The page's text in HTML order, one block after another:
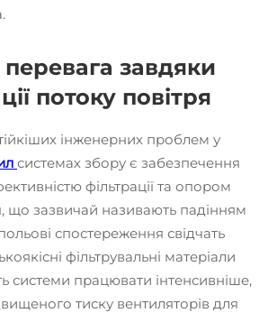
перевага завдяки
потоку повітря
інженерних проблем у
системах збору є забезпечення
фільтрації та опором
що зазвичай називають падінням
спостереження свідчать
фільтрувальні матеріали
системи працювати інтенсивніше,
тиску вентиляторів для